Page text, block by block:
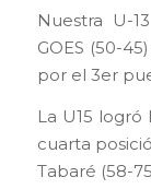
Nuestra U-
GOES (50-
por el 3er
La U15
cuarta
Tabaré (58-